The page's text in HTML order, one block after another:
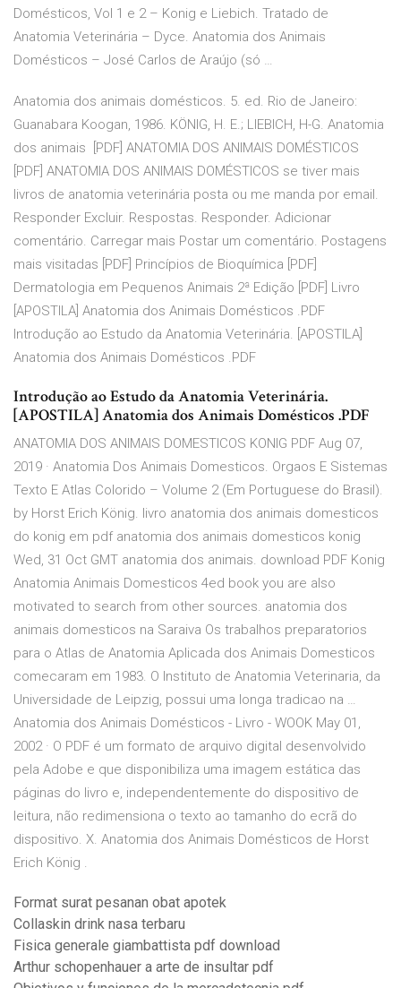
Domésticos, Vol 1 e 2 – Konig e Liebich. Tratado de
Anatomia Veterinária – Dyce. Anatomia dos Animais
Domésticos – José Carlos de Araújo (só …
Anatomia dos animais domésticos. 5. ed. Rio de Janeiro:
Guanabara Koogan, 1986. KÖNIG, H. E.; LIEBICH, H-G. Anatomia
dos animais [PDF] ANATOMIA DOS ANIMAIS DOMÉSTICOS
[PDF] ANATOMIA DOS ANIMAIS DOMÉSTICOS se tiver mais
livros de anatomia veterinária posta ou me manda por email.
Responder Excluir. Respostas. Responder. Adicionar
comentário. Carregar mais Postar um comentário. Postagens
mais visitadas [PDF] Princípios de Bioquímica [PDF]
Dermatologia em Pequenos Animais 2ª Edição [PDF] Livro
[APOSTILA] Anatomia dos Animais Domésticos .PDF
Introdução ao Estudo da Anatomia Veterinária. [APOSTILA]
Anatomia dos Animais Domésticos .PDF
Introdução ao Estudo da Anatomia Veterinária.
[APOSTILA] Anatomia dos Animais Domésticos .PDF
ANATOMIA DOS ANIMAIS DOMESTICOS KONIG PDF Aug 07,
2019 · Anatomia Dos Animais Domesticos. Orgaos E Sistemas
Texto E Atlas Colorido – Volume 2 (Em Portuguese do Brasil).
by Horst Erich König. livro anatomia dos animais domesticos
do konig em pdf anatomia dos animais domesticos konig
Wed, 31 Oct GMT anatomia dos animais. download PDF Konig
Anatomia Animais Domesticos 4ed book you are also
motivated to search from other sources. anatomia dos
animais domesticos na Saraiva Os trabalhos preparatorios
para o Atlas de Anatomia Aplicada dos Animais Domesticos
comecaram em 1983. O Instituto de Anatomia Veterinaria, da
Universidade de Leipzig, possui uma longa tradicao na …
Anatomia dos Animais Domésticos - Livro - WOOK May 01,
2002 · O PDF é um formato de arquivo digital desenvolvido
pela Adobe e que disponibiliza uma imagem estática das
páginas do livro e, independentemente do dispositivo de
leitura, não redimensiona o texto ao tamanho do ecrã do
dispositivo. X. Anatomia dos Animais Domésticos de Horst
Erich König .
Format surat pesanan obat apotek
Collaskin drink nasa terbaru
Fisica generale giambattista pdf download
Arthur schopenhauer a arte de insultar pdf